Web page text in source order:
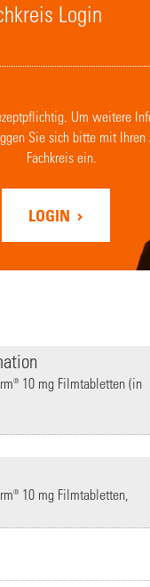
Login
Um weitere
Sie sich bitte mit Ihren
Fachkreis ein.
LOGIN
10 mg Filmtabletten (in
10 mg Filmtabletten,